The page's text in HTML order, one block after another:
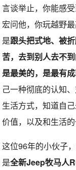
言谈举止，你能感
宏问他，你玩越野
是跟头把式地、被
苦，去到别人去不
是最美的，是最有
己一种彻底的认知
生活方式，知道自
价值，以及和生活
这位96年的小伙子
是全新Jeep牧马人